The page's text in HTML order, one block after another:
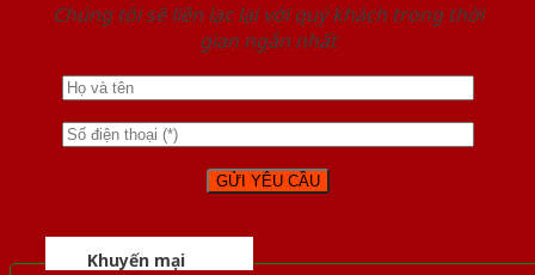
Chúng tôi sẽ liên lạc lại với quý khách trong thời
gian ngắn nhất
Khuyến mại